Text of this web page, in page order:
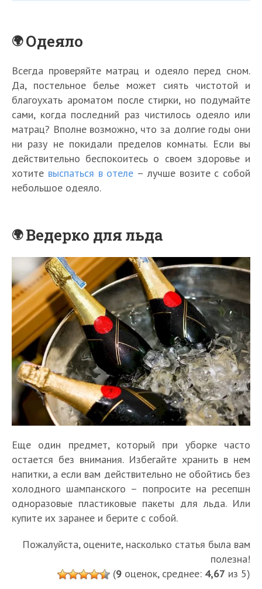
Одеяло
Всегда проверяйте матрац и одеяло перед сном.
Да, постельное белье может сиять чистотой и
благоухать ароматом после стирки, но подумайте
сами, когда последний раз чистилось одеяло или
матрац? Вполне возможно, что за долгие годы они
ни разу не покидали пределов комнаты. Если вы
действительно беспокоитесь о своем здоровье и
хотите выспаться в отеле – лучше возите с собой
небольшое одеяло.
Ведерко для льда
Еще один предмет, который при уборке часто
остается без внимания. Избегайте хранить в нем
напитки, а если вам действительно не обойтись без
холодного шампанского – попросите на ресепшн
одноразовые пластиковые пакеты для льда. Или
купите их заранее и берите с собой.
Пожалуйста, оцените, насколько статья была вам
полезна!
(9 оценок, среднее: 4,67 из 5)